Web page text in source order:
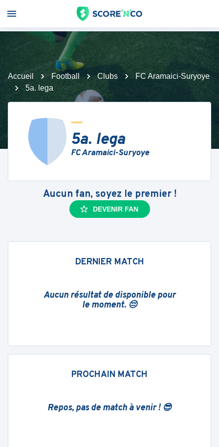
Accueil Football Clubs
FC Aramaici-Suryoye
5a. lega
5a. lega
FC Aramaici-Suryoye
Aucun fan, soyez le premier !
DEVENIR FAN
DERNIER MATCH
Aucun résultat de disponible pour
le moment. 😔
PROCHAIN MATCH
Repos, pas de match à venir ! 😎